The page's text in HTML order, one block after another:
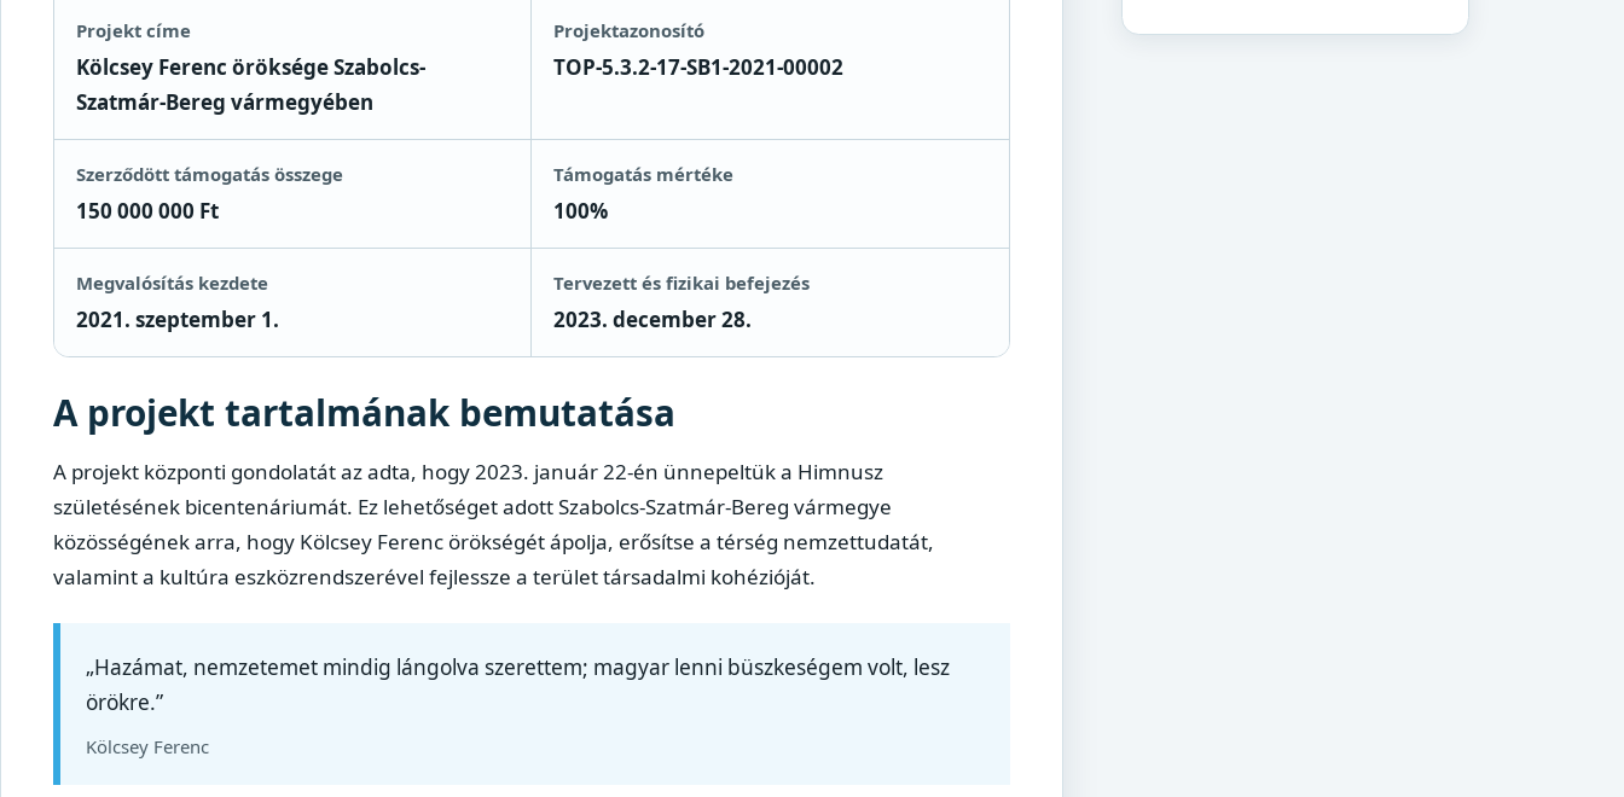
Projekt címe
Kölcsey Ferenc öröksége Szabolcs-
Szatmár-Bereg vármegyében
Projektazonosító
TOP-5.3.2-17-SB1-2021-00002
Szerződött támogatás összege
150 000 000 Ft
Támogatás mértéke
100%
Megvalósítás kezdete
2021. szeptember 1.
Tervezett és fizikai befejezés
2023. december 28.
A projekt tartalmának bemutatása
A projekt központi gondolatát az adta, hogy 2023. január 22-én ünnepeltük a Himnusz
születésének bicentenáriumát. Ez lehetőséget adott Szabolcs-Szatmár-Bereg vármegye
közösségének arra, hogy Kölcsey Ferenc örökségét ápolja, erősítse a térség nemzettudatát,
valamint a kultúra eszközrendszerével fejlessze a terület társadalmi kohézióját.
„Hazámat, nemzetemet mindig lángolva szerettem; magyar lenni büszkeségem volt, lesz
örökre.”
Kölcsey Ferenc